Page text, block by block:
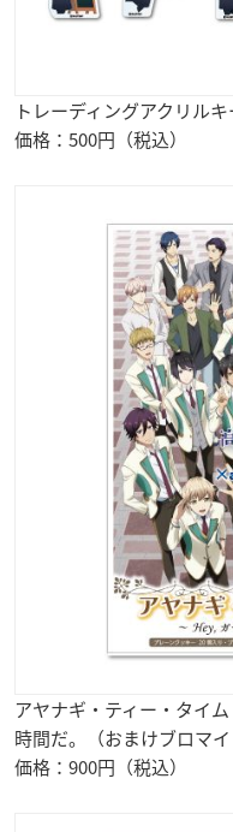
トレーディングアクリル
価格：500円（税込）
アヤナギ・ティー・タイ
時間だ。（おまけブロマイ
価格：900円（税込）